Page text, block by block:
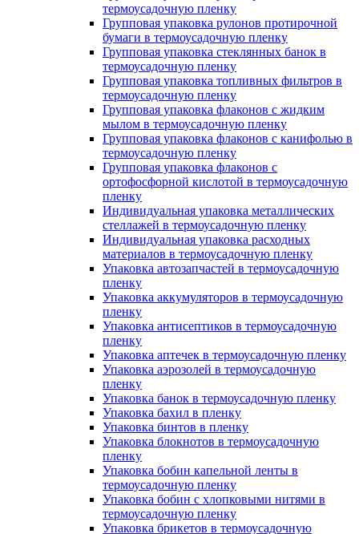
термоусадочную пленку
Групповая упаковка рулонов протирочной
бумаги в термоусадочную пленку
Групповая упаковка стеклянных банок в
термоусадочную пленку
Групповая упаковка топливных фильтров в
термоусадочную пленку
Групповая упаковка флаконов с жидким
мылом в термоусадочную пленку
Групповая упаковка флаконов с канифолью в
термоусадочную пленку
Групповая упаковка флаконов с
ортофосфорной кислотой в термоусадочную
пленку
Индивидуальная упаковка металлических
стеллажей в термоусадочную пленку
Индивидуальная упаковка расходных
материалов в термоусадочную пленку
Упаковка автозапчастей в термоусадочную
пленку
Упаковка аккумуляторов в термоусадочную
пленку
Упаковка антисептиков в термоусадочную
пленку
Упаковка аптечек в термоусадочную пленку
Упаковка аэрозолей в термоусадочную
пленку
Упаковка банок в термоусадочную пленку
Упаковка бахил в пленку
Упаковка бинтов в пленку
Упаковка блокнотов в термоусадочную
пленку
Упаковка бобин капельной ленты в
термоусадочную пленку
Упаковка бобин с хлопковыми нитями в
термоусадочную пленку
Упаковка брикетов в термоусадочную